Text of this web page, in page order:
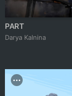
PART
Darya Kalnina